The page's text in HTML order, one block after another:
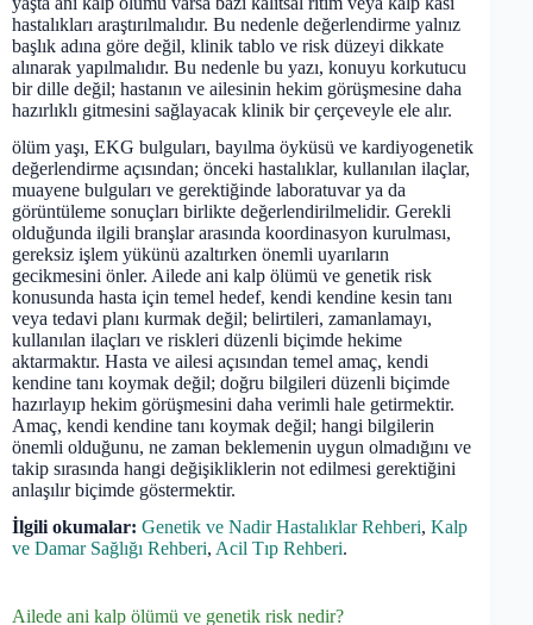
hastalıkları araştırılmalıdır. Bu nedenle değerlendirme yalnız
başlık adına göre değil, klinik tablo ve risk düzeyi dikkate
alınarak yapılmalıdır. Bu nedenle bu yazı, konuyu korkutucu
bir dille değil; hastanın ve ailesinin hekim görüşmesine daha
hazırlıklı gitmesini sağlayacak klinik bir çerçeveyle ele alır.
ölüm yaşı, EKG bulguları, bayılma öyküsü ve kardiyogenetik
değerlendirme açısından; önceki hastalıklar, kullanılan ilaçlar,
muayene bulguları ve gerektiğinde laboratuvar ya da
görüntüleme sonuçları birlikte değerlendirilmelidir. Gerekli
olduğunda ilgili branşlar arasında koordinasyon kurulması,
gereksiz işlem yükünü azaltırken önemli uyarıların
gecikmesini önler. Ailede ani kalp ölümü ve genetik risk
konusunda hasta için temel hedef, kendi kendine kesin tanı
veya tedavi planı kurmak değil; belirtileri, zamanlamayı,
kullanılan ilaçları ve riskleri düzenli biçimde hekime
aktarmaktır. Hasta ve ailesi açısından temel amaç, kendi
kendine tanı koymak değil; doğru bilgileri düzenli biçimde
hazırlayıp hekim görüşmesini daha verimli hale getirmektir.
Amaç, kendi kendine tanı koymak değil; hangi bilgilerin
önemli olduğunu, ne zaman beklemenin uygun olmadığını ve
takip sırasında hangi değişikliklerin not edilmesi gerektiğini
anlaşılır biçimde göstermektir.
İlgili okumalar: Genetik ve Nadir Hastalıklar Rehberi, Kalp
ve Damar Sağlığı Rehberi, Acil Tıp Rehberi.
Ailede ani kalp ölümü ve genetik risk nedir?